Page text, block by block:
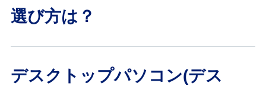
選び方は？
デスクトップパソコン(デス